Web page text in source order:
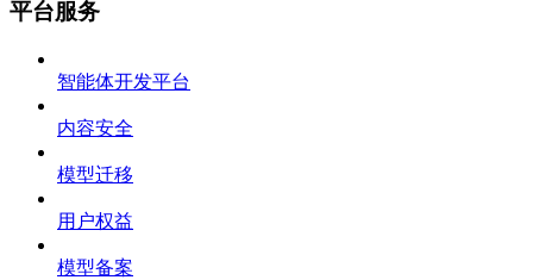
平台服务
智能体开发平台
内容安全
模型迁移
用户权益
模型备案